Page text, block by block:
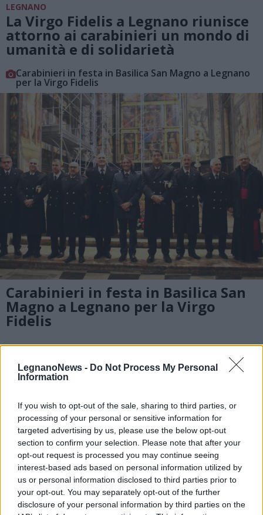
LegnanoNews - Do Not Process My Personal
Information
If you wish to opt-out of the sale, sharing to third parties, or
processing of your personal or sensitive information for
targeted advertising by us, please use the below opt-out
section to confirm your selection. Please note that after your
opt-out request is processed you may continue seeing
interest-based ads based on personal information utilized by
us or personal information disclosed to third parties prior to
your opt-out. You may separately opt-out of the further
disclosure of your personal information by third parties on the
LEGNANO
La Virgo Fidelis a Legnano riunisce
attorno ai carabinieri un mondo di
umanità e di solidarietà
Carabinieri in festa in Basilica San Magno a Legnano
per la Virgo Fidelis
Carabinieri in festa in Basilica San
Magno a Legnano per la Virgo
Fidelis